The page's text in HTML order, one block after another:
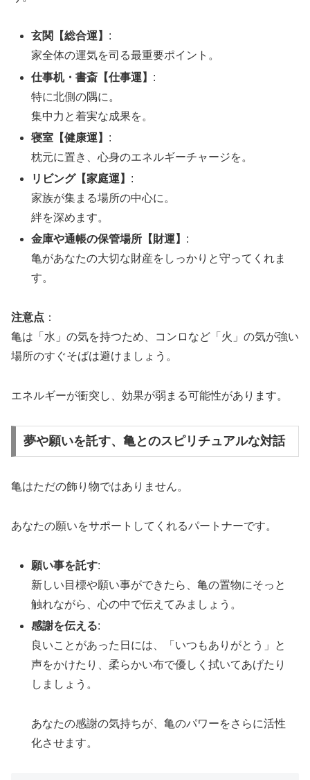
玄関【総合運】 :
家全体の運気を司る最重要ポイント。
仕事机・書斎【仕事運】 :
特に北側の隅に。
集中力と着実な成果を。
寝室【健康運】 :
枕元に置き、心身のエネルギーチャージを。
リビング【家庭運】 :
家族が集まる場所の中心に。
絆を深めます。
金庫や通帳の保管場所【財運】 :
亀があなたの大切な財産をしっかりと守ってくれま
す。
注意点 ：
亀は「水」の気を持つため、コンロなど「火」の気が強い
場所のすぐそばは避けましょう。
エネルギーが衝突し、効果が弱まる可能性があります。
夢や願いを託す、亀とのスピリチュアルな対話
亀はただの飾り物ではありません。
あなたの願いをサポートしてくれるパートナーです。
願い事を託す:
新しい目標や願い事ができたら、亀の置物にそっと
触れながら、心の中で伝えてみましょう。
感謝を伝える:
良いことがあった日には、「いつもありがとう」と
声をかけたり、柔らかい布で優しく拭いてあげたり
しましょう。
あなたの感謝の気持ちが、亀のパワーをさらに活性
化させます。